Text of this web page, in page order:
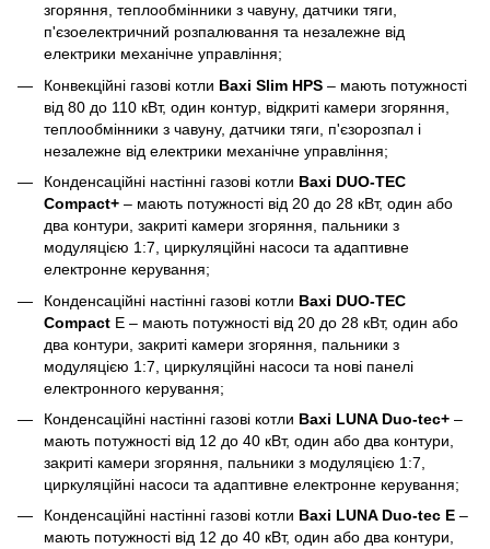
згоряння, теплообмінники з чавуну, датчики тяги,
п'єзоелектричний розпалювання та незалежне від
електрики механічне управління;
Конвекційні газові котли Baxi Slim HPS – мають потужності
від 80 до 110 кВт, один контур, відкриті камери згоряння,
теплообмінники з чавуну, датчики тяги, п'єзорозпал і
незалежне від електрики механічне управління;
Конденсаційні настінні газові котли Baxi DUO-TEC
Compact+ – мають потужності від 20 до 28 кВт, один або
два контури, закриті камери згоряння, пальники з
модуляцією 1:7, циркуляційні насоси та адаптивне
електронне керування;
Конденсаційні настінні газові котли Baxi DUO-TEC
Compact E – мають потужності від 20 до 28 кВт, один або
два контури, закриті камери згоряння, пальники з
модуляцією 1:7, циркуляційні насоси та нові панелі
електронного керування;
Конденсаційні настінні газові котли Baxi LUNA Duo-tec+ –
мають потужності від 12 до 40 кВт, один або два контури,
закриті камери згоряння, пальники з модуляцією 1:7,
циркуляційні насоси та адаптивне електронне керування;
Конденсаційні настінні газові котли Baxi LUNA Duo-tec E –
мають потужності від 12 до 40 кВт, один або два контури,